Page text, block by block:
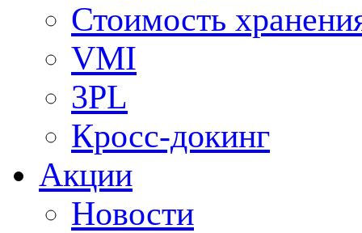
Стоимость
VMI
3PL
Кросс-докинг
Акции
Новости